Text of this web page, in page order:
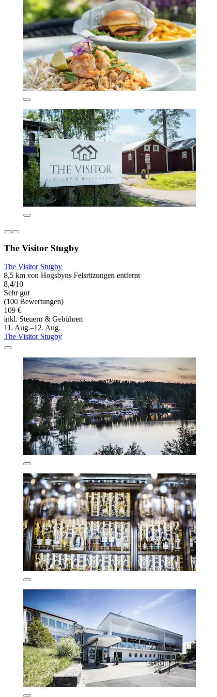
The Visitor Stugby
The Visitor Stugby
8,5 km von Hogsbyns Felsritzungen entfernt
8,4/10
Sehr gut
(100 Bewertungen)
109 €
inkl. Steuern & Gebühren
11. Aug.–12. Aug.
The Visitor Stugby